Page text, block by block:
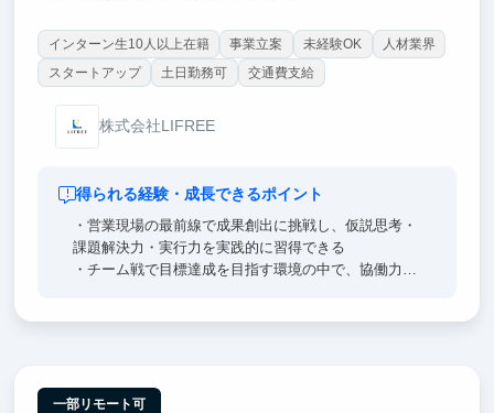
インターン生10人以上在籍 事業立案 未経験OK
人材業界
スタートアップ
土日勤務可 交通費支給
株式会社LIFREE
得られる経験・成長できるポイント
・営業現場の最前線で成果創出に挑戦し、仮説思考・
課題解決力・実行力を実践的に習得できる
・チーム戦で目標達成を目指す環境の中で、協働力や
一部リモート可